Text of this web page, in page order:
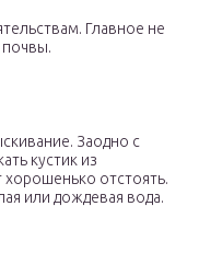
Главное не
почвы.
Заодно с
кустик из
хорошенько отстоять.
или дождевая вода.